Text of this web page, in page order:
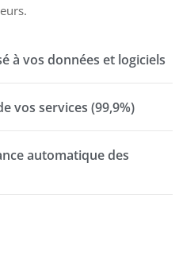
à vos données et logiciels
vos services (99,9%)
automatique des